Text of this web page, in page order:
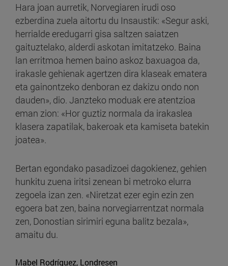
Hara joan aurretik, Norvegiaren irudi oso
ezberdina zuela aitortu du Insaustik: «Segur aski,
herrialde eredugarri gisa saltzen saiatzen
gaituztelako, alderdi askotan imitatzeko. Baina
lan erritmoa hemen baino askoz baxuagoa da,
irakasle gehienak agertzen dira klaseak ematera
eta gainontzeko denboran ez dakizu ondo non
dauden», dio. Janzteko moduak ere atentzioa
eman zion: «Hor guztiz normala da irakaslea
klasera zapatilak, bakeroak eta kamiseta batekin
joatea».
Bertan egondako pasadizoei dagokienez, gehien
hunkitu zuena iritsi zenean bi metroko elurra
zegoela izan zen. «Niretzat ezer egin ezin zen
egoera bat zen, baina norvegiarrentzat normala
zen, Donostian sirimiri eguna balitz bezala»,
amaitu du.
Mabel Rodríguez, Londresen